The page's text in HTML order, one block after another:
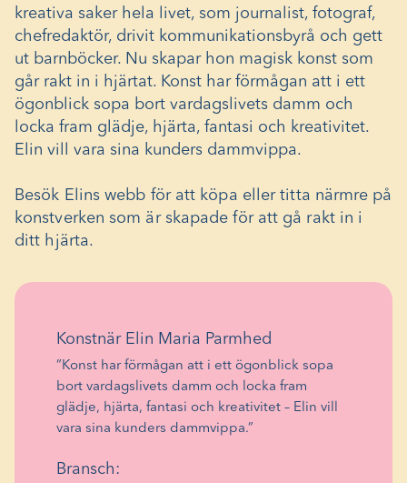
kreativa saker hela livet, som journalist, fotograf,
chefredaktör, drivit kommunikationsbyrå och gett
ut barnböcker. Nu skapar hon magisk konst som
går rakt in i hjärtat. Konst har förmågan att i ett
ögonblick sopa bort vardagslivets damm och
locka fram glädje, hjärta, fantasi och kreativitet.
Elin vill vara sina kunders dammvippa.
Besök Elins webb för att köpa eller titta närmre på
konstverken som är skapade för att gå rakt in i
ditt hjärta.
Konstnär Elin Maria Parmhed
”Konst har förmågan att i ett ögonblick sopa
bort vardagslivets damm och locka fram
glädje, hjärta, fantasi och kreativitet – Elin vill
vara sina kunders dammvippa.”
Bransch: